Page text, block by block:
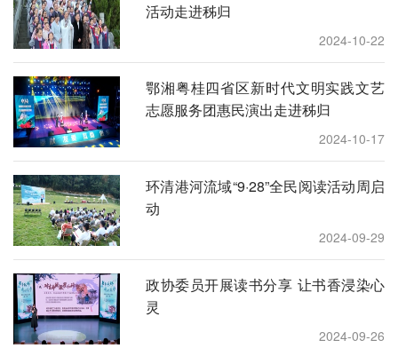
活动走进秭归
2024-10-22
鄂湘粤桂四省区新时代文明实践文艺
志愿服务团惠民演出走进秭归
2024-10-17
环清港河流域“9·28”全民阅读活动周启
动
2024-09-29
政协委员开展读书分享 让书香浸染心
灵
2024-09-26